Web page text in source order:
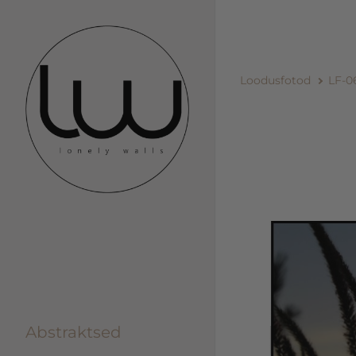
Abstraktsed
Loodusfotod LF-